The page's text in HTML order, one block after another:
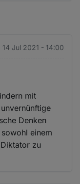
14 Jul 2021 - 14:00
mit
Denken
einem
zu